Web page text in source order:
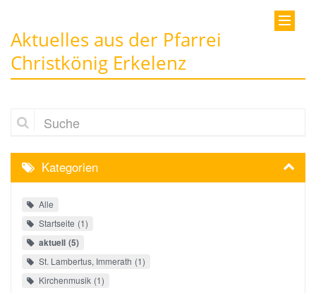
Aktuelles aus der Pfarrei
Christkönig Erkelenz
Suche
Kategorien
Alle
Startseite 1
aktuell 5
St. Lambertus, Immerath 1
Kirchenmusik 1